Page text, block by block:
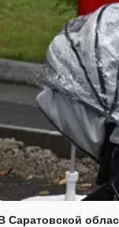
Саратовской